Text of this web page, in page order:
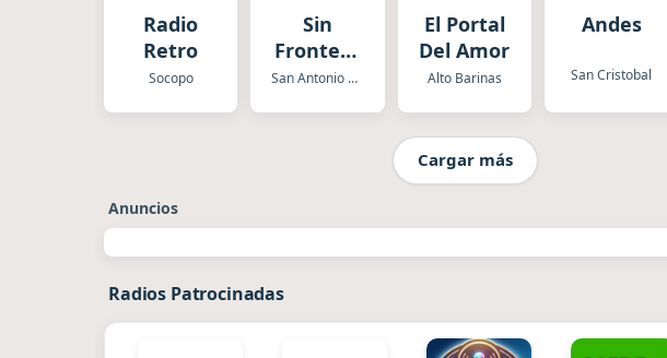
Radio
Retro
Socopo
Sin
Frontera
StereoSan Antonio del Tachira
El Portal
Del Amor
Alto Barinas
Andes
San Cristobal
Cargar más
Anuncios
Radios Patrocinadas